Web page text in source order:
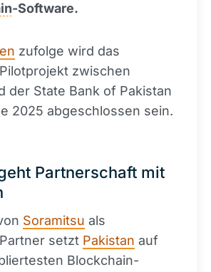
-Software.
zufolge wird das
zwischen
der State Bank of Pakistan
2025 abgeschlossen sein.
Partnerschaft mit
Soramitsu als
setzt Pakistan auf
Blockchain-